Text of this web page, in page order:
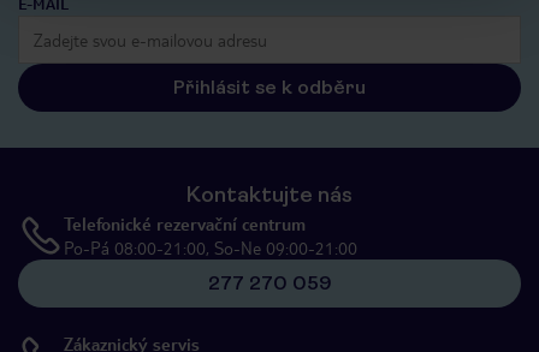
Přihlásit se k odběru
Kontaktujte nás
Telefonické rezervační centrum
Po-Pá 08:00-21:00, So-Ne 09:00-21:00
277 270 059
Zákaznický servis